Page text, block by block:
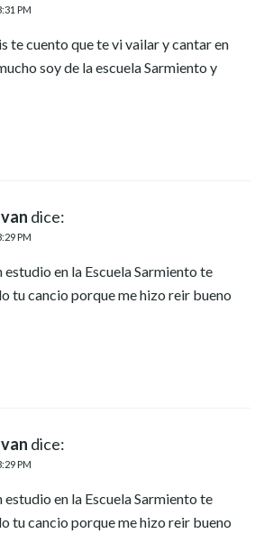
PM
te cuento que te vi vailar y cantar en
soy de la escuela Sarmiento y
dice:
PM
en la Escuela Sarmiento te
tu cancio porque me hizo reir bueno
dice:
PM
en la Escuela Sarmiento te
tu cancio porque me hizo reir bueno